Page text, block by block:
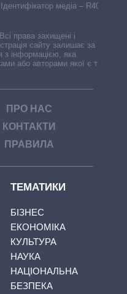
медіа – R40-
Всі права захищені і
сайту залишає за
з інформацією, яка
або авторами якої є треті
ПРО НАС
КОНТАКТИ
ПРАВИЛА
ТЕМАТИКИ
БІЗНЕС
ЕКОНОМІКА
КУЛЬТУРА
НАУКА
НАЦІОНАЛЬНА
БЕЗПЕКА